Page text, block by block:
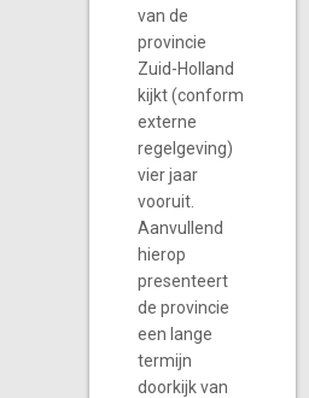
van de
provincie
Zuid-Holland
kijkt (conform
externe
regelgeving)
vier jaar
vooruit.
Aanvullend
hierop
presenteert
de provincie
een lange
termijn
doorkijk van